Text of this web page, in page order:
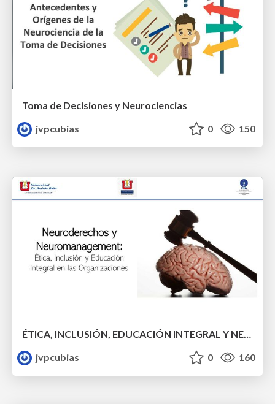
Toma de Decisiones y Neurociencias
jvpcubias
0 150
ÉTICA, INCLUSIÓN, EDUCACIÓN INTEGRAL Y NEURODERECHOS EN EL CONTEXTO DEL NEUROMANAGEMENT
jvpcubias
0 160